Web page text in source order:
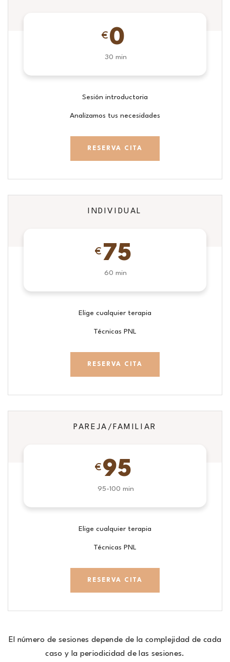
€ 0
30 min
Sesión introductoria
Analizamos tus necesidades
RESERVA CITA
INDIVIDUAL
€ 75
60 min
Elige cualquier terapia
Técnicas PNL
RESERVA CITA
PAREJA/FAMILIAR
€ 95
95-100 min
Elige cualquier terapia
Técnicas PNL
RESERVA CITA
El número de sesiones depende de la complejidad de cada
caso y la periodicidad de las sesiones.